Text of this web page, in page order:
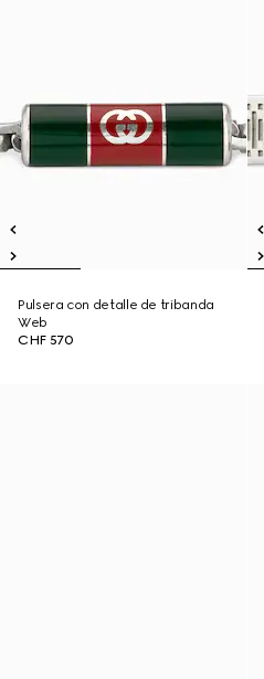
Pulsera con detalle de tribanda
Web
CHF 570